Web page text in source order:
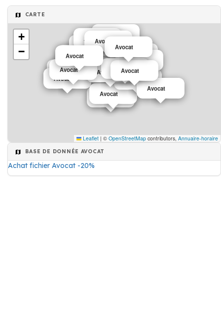
CARTE
Avocat
Avocat
Avocat
Avocat
Avocat
Avocat
Avocat
Avocat
Avocat
Avocat
Avocat
Avocat
Avocat
Avocat
Avocat
Avocat
Avocat
Avocat
Avocat
+
−
Leaflet | © OpenStreetMap contributors, Annuaire-horaire
BASE DE DONNÉE AVOCAT
Achat fichier Avocat -20%